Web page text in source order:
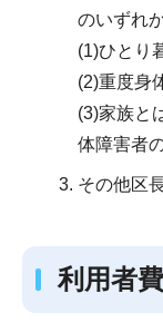
のいずれ
(1)ひとり
(2)重度身
(3)家族と
体障害者
その他区
利用者